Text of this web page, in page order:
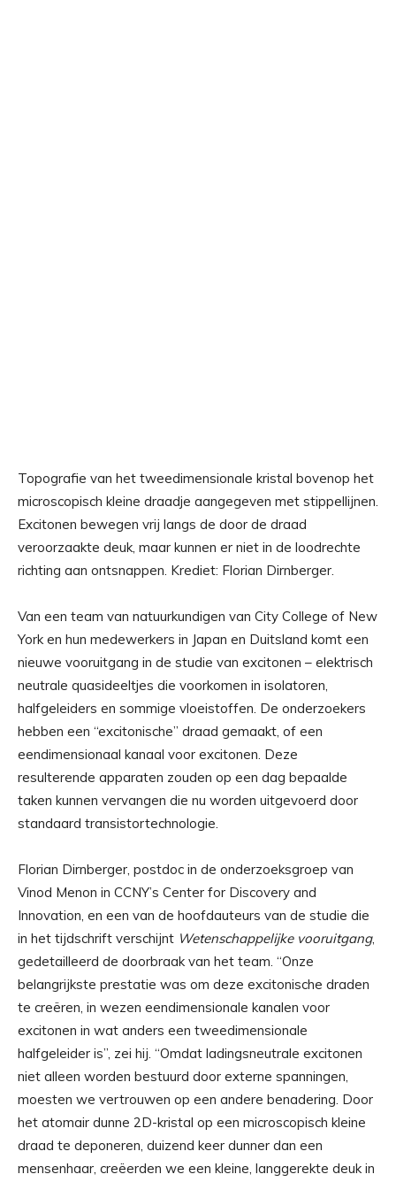
Topografie van het tweedimensionale kristal bovenop het
microscopisch kleine draadje aangegeven met stippellijnen.
Excitonen bewegen vrij langs de door de draad
veroorzaakte deuk, maar kunnen er niet in de loodrechte
richting aan ontsnappen. Krediet: Florian Dirnberger.
Van een team van natuurkundigen van City College of New
York en hun medewerkers in Japan en Duitsland komt een
nieuwe vooruitgang in de studie van excitonen – elektrisch
neutrale quasideeltjes die voorkomen in isolatoren,
halfgeleiders en sommige vloeistoffen. De onderzoekers
hebben een “excitonische” draad gemaakt, of een
eendimensionaal kanaal voor excitonen. Deze
resulterende apparaten zouden op een dag bepaalde
taken kunnen vervangen die nu worden uitgevoerd door
standaard transistortechnologie.
Florian Dirnberger, postdoc in de onderzoeksgroep van
Vinod Menon in CCNY’s Center for Discovery and
Innovation, en een van de hoofdauteurs van de studie die
in het tijdschrift verschijnt Wetenschappelijke vooruitgang,
gedetailleerd de doorbraak van het team. “Onze
belangrijkste prestatie was om deze excitonische draden
te creëren, in wezen eendimensionale kanalen voor
excitonen in wat anders een tweedimensionale
halfgeleider is”, zei hij. “Omdat ladingsneutrale excitonen
niet alleen worden bestuurd door externe spanningen,
moesten we vertrouwen op een andere benadering. Door
het atomair dunne 2D-kristal op een microscopisch kleine
draad te deponeren, duizend keer dunner dan een
mensenhaar, creëerden we een kleine, langgerekte deuk in